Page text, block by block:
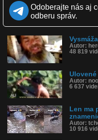
Páči sa: 54% (254 hlasov)
Obľúbené: 175
Komentárov: 518
Kategória: ľudia
Tagy: kuskal, kusal,
bratislave
História sledovanosti videa:
Odoberajte nás aj
odberu správ.
Autor:
48 819
Autor:
6 637
Len ma
Autor:
10 916